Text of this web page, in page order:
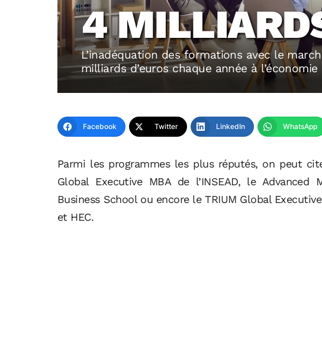
4
L’inadéquation des formations avec le
milliards d’euros chaque année à l’économie
Facebook Twitter LinkedIn WhatsApp
Parmi les programmes les plus réputés, on peut
Global Executive MBA de l’INSEAD, le Advanced
Business School ou encore le TRIUM Global
et HEC.